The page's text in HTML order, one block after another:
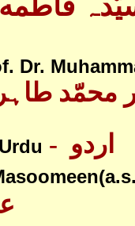
فاطمه
Dr.
محمّد
Urdu